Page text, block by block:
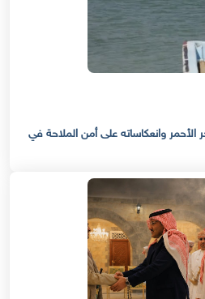
الأحمر وانعكاساته على أمن الملاحة في